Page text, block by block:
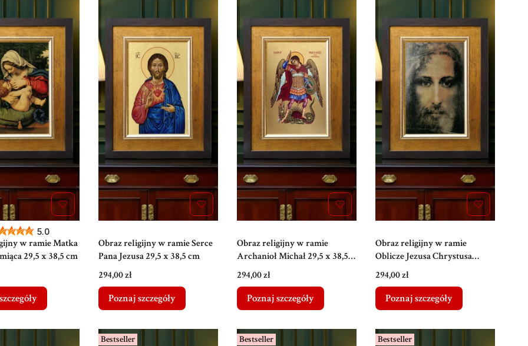
5.0
w ramie Matka
29,5 x 38,5 cm
Obraz religijny w ramie Serce
Pana Jezusa 29,5 x 38,5 cm
Cena
294,00 zł
Poznaj szczegóły
Obraz religijny w ramie
Archanioł Michał 29,5 x 38,5
cm
Cena
294,00 zł
Poznaj szczegóły
Obraz religijny w ramie
Oblicze Jezusa Chrystusa
(Całun) 29,5 x 38,5 cm
Cena
294,00 zł
Poznaj szczegóły
Bestseller Bestseller Bestseller